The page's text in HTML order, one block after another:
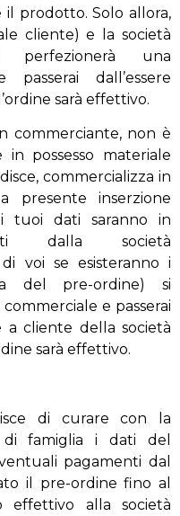
prodotto. Solo allora,
cliente) e la società
perfezionerà una
dall’essere
sarà effettivo.
commerciante, non è
possesso materiale
commercializza in
presente inserzione
tuoi dati saranno in
dalla società
voi se esisteranno i
del pre-ordine) si
e passerai
a cliente della società
sarà effettivo.
di curare con la
famiglia i dati del
pagamenti dal
il pre-ordine fino al
effettivo alla società